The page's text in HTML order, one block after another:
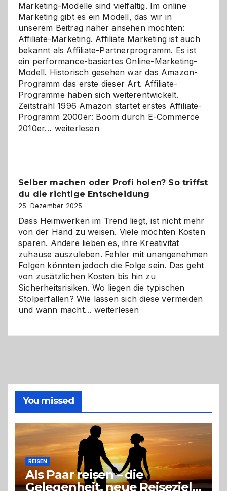
Marketing-Modelle sind vielfältig. Im online
Marketing gibt es ein Modell, das wir in
unserem Beitrag näher ansehen möchten:
Affiliate-Marketing. Affiliate Marketing ist auch
bekannt als Affiliate-Partnerprogramm. Es ist
ein performance-basiertes Online-Marketing-
Modell. Historisch gesehen war das Amazon-
Programm das erste dieser Art. Affiliate-
Programme haben sich weiterentwickelt.
Zeitstrahl 1996 Amazon startet erstes Affiliate-
Programm 2000er: Boom durch E-Commerce
2010er… Affiliate-
Herausforderungen
und
Zukunft
weiterlesen
Selber machen oder Profi holen? So triffst
du die richtige Entscheidung
25. Dezember 2025
Dass Heimwerken im Trend liegt, ist nicht mehr
von der Hand zu weisen. Viele möchten Kosten
sparen. Andere lieben es, ihre Kreativität
zuhause auszuleben. Fehler mit unangenehmen
Folgen könnten jedoch die Folge sein. Das geht
von zusätzlichen Kosten bis hin zu
Sicherheitsrisiken. Wo liegen die typischen
Stolperfallen? Wie lassen sich diese vermeiden
und wann macht…Selber
richtige
Entscheidung
weiterlesen
You missed
REISEN
Als Paar reisen – die
Gelegenheit, neue Reiseziele